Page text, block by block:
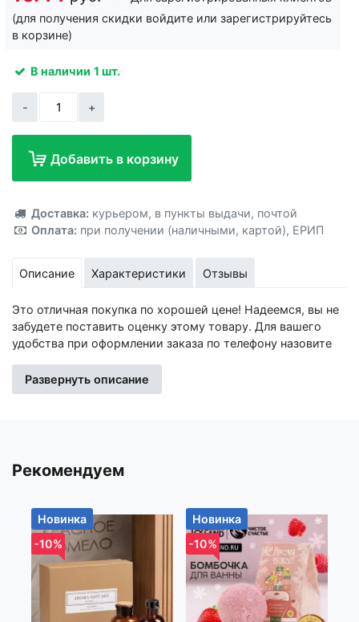
(для получения скидки войдите или зарегистрируйтесь
в корзине)
В наличии 1 шт.
- +
Добавить в корзину
Доставка: курьером, в пункты выдачи, почтой
Оплата: при получении (наличными, картой), ЕРИП
Описание Характеристики Отзывы
Это отличная покупка по хорошей цене! Надеемся, вы не
забудете поставить оценку этому товару. Для вашего
удобства при оформлении заказа по телефону назовите
обл., Минский р-н, Новодворский с/с, дом 40, помещение
Развернуть описание
Рекомендуем
Новинка
-10%
Новинка
-10%